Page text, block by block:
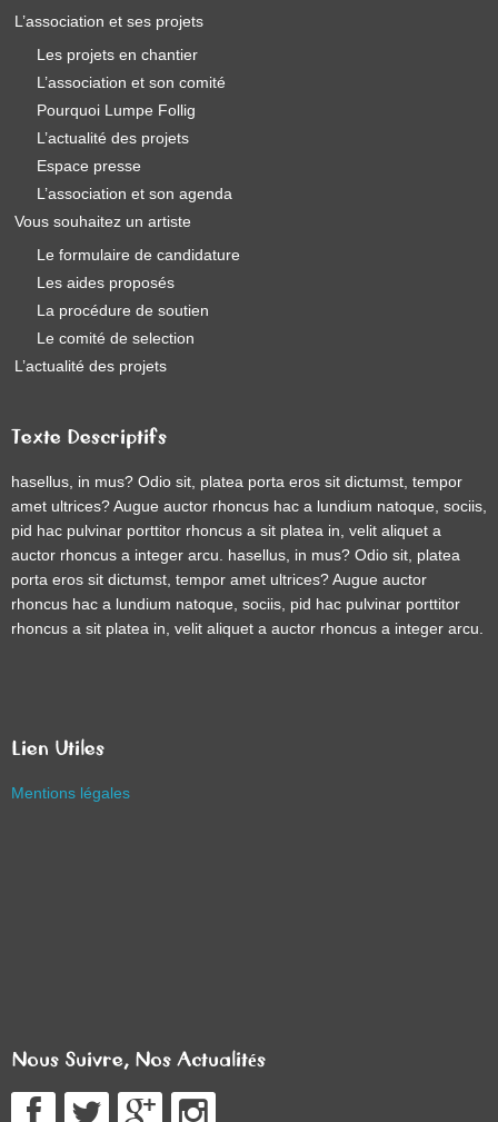
L’association et ses projets
Les projets en chantier
L’association et son comité
Pourquoi Lumpe Follig
L’actualité des projets
Espace presse
L’association et son agenda
Vous souhaitez un artiste
Le formulaire de candidature
Les aides proposés
La procédure de soutien
Le comité de selection
L’actualité des projets
Texte Descriptifs
hasellus, in mus? Odio sit, platea porta eros sit dictumst, tempor
amet ultrices? Augue auctor rhoncus hac a lundium natoque, sociis,
pid hac pulvinar porttitor rhoncus a sit platea in, velit aliquet a
auctor rhoncus a integer arcu. hasellus, in mus? Odio sit, platea
porta eros sit dictumst, tempor amet ultrices? Augue auctor
rhoncus hac a lundium natoque, sociis, pid hac pulvinar porttitor
rhoncus a sit platea in, velit aliquet a auctor rhoncus a integer arcu.
Lien Utiles
Mentions légales
Nous Suivre, Nos Actualités